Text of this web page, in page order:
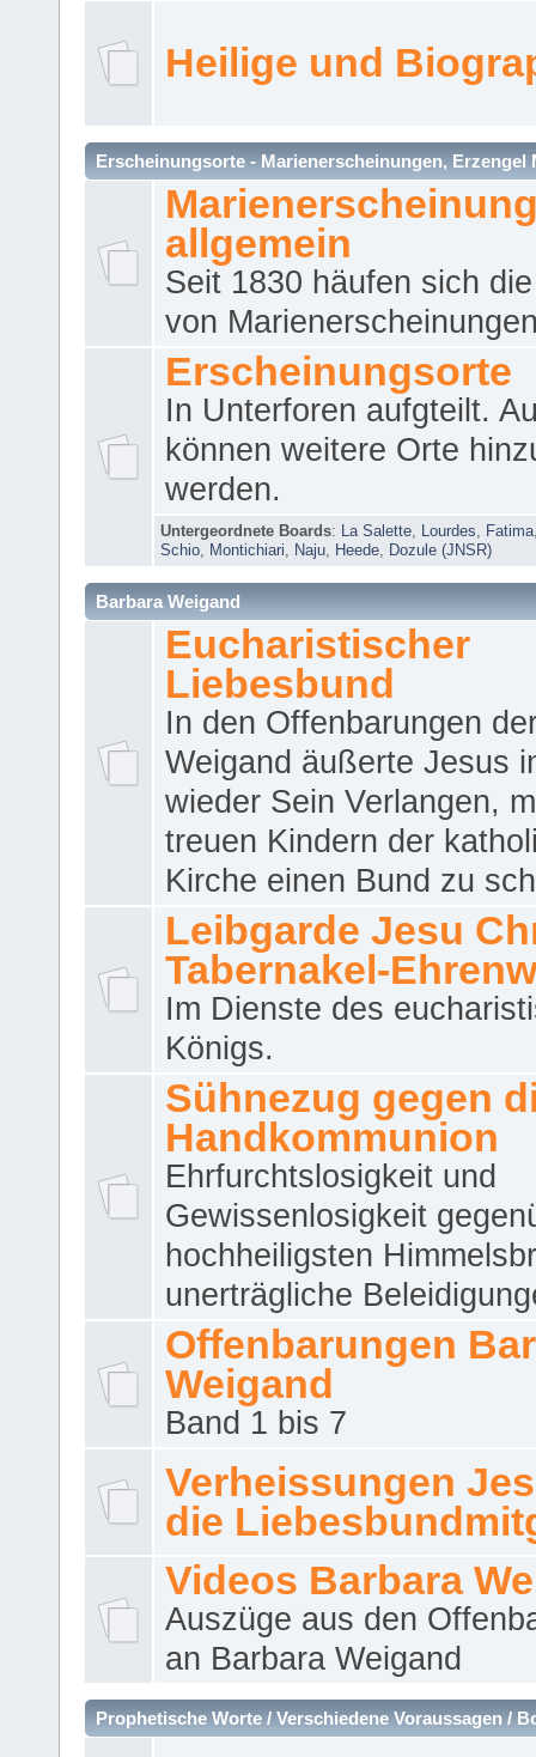
Heilige und
Erscheinungsorte - Marienerscheinungen, Erzengel
allgemein
Seit 1830 häufen sich
von
Erscheinungsorte
In Unterforen aufgteilt.
können weitere Orte
werden.
Untergeordnete Boards: La Salette Lourdes Fatima
Schio
Montichiari Naju Heede Dozule (JNSR)
Barbara Weigand
Eucharistischer
Liebesbund
In den Offenbarungen
Weigand äußerte Jesus
wieder Sein Verlangen,
treuen Kindern der
Kirche einen Bund zu
Leibgarde Jesu
Tabernakel-
Im Dienste des
Königs.
Sühnezug gegen
Handkommunion
Ehrfurchtslosigkeit und
Gewissenlosigkeit
hochheiligsten
unerträgliche
Offenbarungen
Weigand
Band 1 bis 7
Verheissungen
die
Videos Barbara
Auszüge aus den
an Barbara Weigand
Prophetische Worte / Verschiedene Voraussagen /